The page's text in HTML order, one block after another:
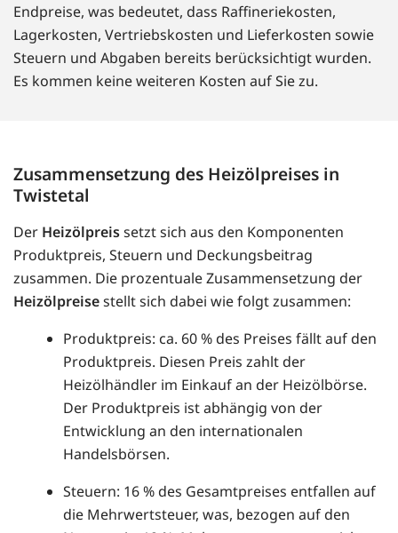
Endpreise, was bedeutet, dass Raffineriekosten,
Lagerkosten, Vertriebskosten und Lieferkosten sowie
Steuern und Abgaben bereits berücksichtigt wurden.
Es kommen keine weiteren Kosten auf Sie zu.
Zusammensetzung des Heizölpreises in
Twistetal
Der Heizölpreissetzt sich aus den Komponenten
Produktpreis, Steuern und Deckungsbeitrag
zusammen. Die prozentuale Zusammensetzung der
Heizölpreisestellt sich dabei wie folgt zusammen:
Produktpreis: ca. 60 % des Preises fällt auf den
Produktpreis. Diesen Preis zahlt der
Heizölhändler im Einkauf an der Heizölbörse.
Der Produktpreis ist abhängig von der
Entwicklung an den internationalen
Handelsbörsen.
Steuern: 16 % des Gesamtpreises entfallen auf
die Mehrwertsteuer, was, bezogen auf den